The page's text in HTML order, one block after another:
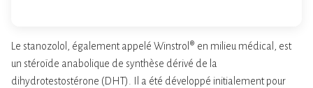
Le stanozolol, également appelé Winstrol® en milieu médical, est
un stéroïde anabolique de synthèse dérivé de la
dihydrotestostérone (DHT). Il a été développé initialement pour